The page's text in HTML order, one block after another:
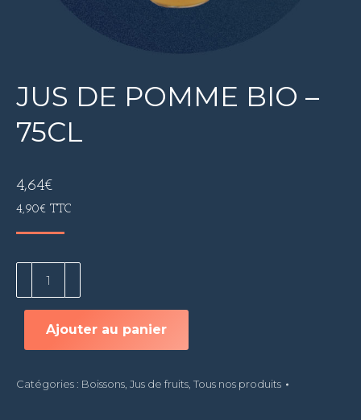
JUS DE POMME BIO –
75CL
4,64€
4,90€ TTC
pomme
Ajouter au panier
Catégories : Boissons Jus de fruits Tous nos produits